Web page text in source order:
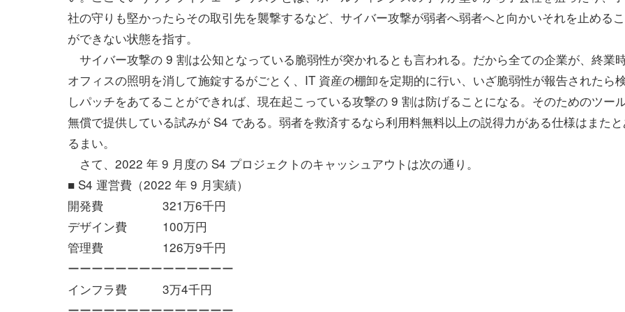
社の守りも堅かったらその取引先を襲撃するなど、サイバー攻撃が弱者へ弱者へと向かいそれを止める
ができない状態を指す。
サイバー攻撃の 9 割は公知となっている脆弱性が突かれるとも言われる。だから全ての企業が、終業
オフィスの照明を消して施錠するがごとく、IT 資産の棚卸を定期的に行い、いざ脆弱性が報告されたら
しパッチをあてることができれば、現在起こっている攻撃の 9 割は防げることになる。そのためのツー
無償で提供している試みが S4 である。弱者を救済するなら利用料無料以上の説得力がある仕様はまた
るまい。
さて、2022 年 9 月度の S4 プロジェクトのキャッシュアウトは次の通り。
■ S4 運営費（2022 年 9 月実績）
開発費 321万6千円
デザイン費 100万円
管理費 126万9千円
ーーーーーーーーーーーーーー
インフラ費 3万4千円